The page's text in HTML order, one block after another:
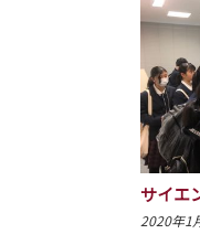
サイエ
2020年1